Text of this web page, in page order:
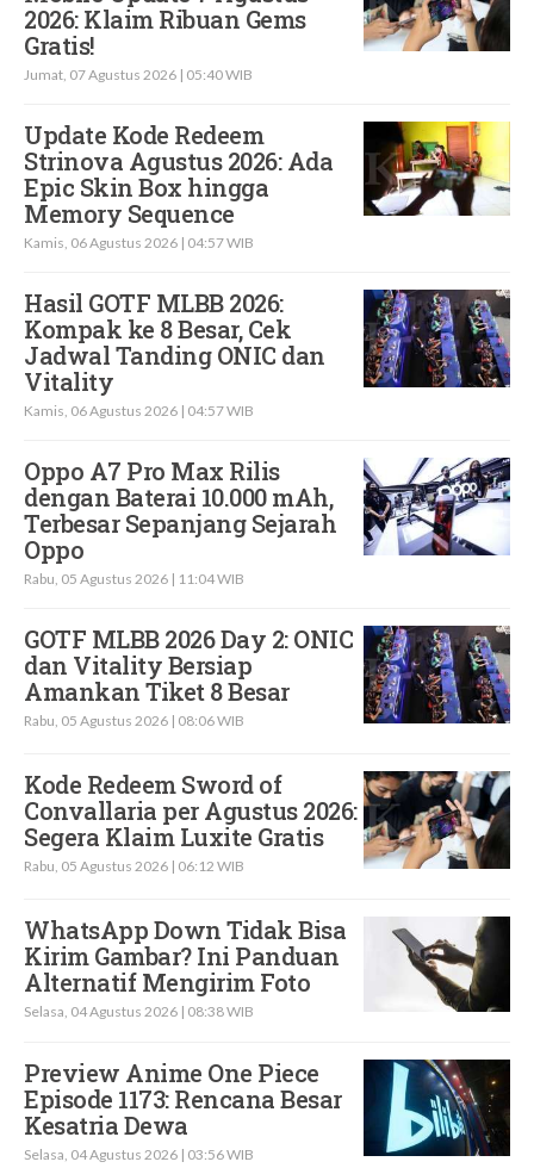
2026: Klaim Ribuan Gems
Gratis!
Jumat, 07 Agustus 2026 | 05:40 WIB
Update Kode Redeem
Strinova Agustus 2026: Ada
Epic Skin Box hingga
Memory Sequence
Kamis, 06 Agustus 2026 | 04:57 WIB
Hasil GOTF MLBB 2026:
Kompak ke 8 Besar, Cek
Jadwal Tanding ONIC dan
Vitality
Kamis, 06 Agustus 2026 | 04:57 WIB
Oppo A7 Pro Max Rilis
dengan Baterai 10.000 mAh,
Terbesar Sepanjang Sejarah
Oppo
Rabu, 05 Agustus 2026 | 11:04 WIB
GOTF MLBB 2026 Day 2: ONIC
dan Vitality Bersiap
Amankan Tiket 8 Besar
Rabu, 05 Agustus 2026 | 08:06 WIB
Kode Redeem Sword of
Convallaria per Agustus 2026:
Segera Klaim Luxite Gratis
Rabu, 05 Agustus 2026 | 06:12 WIB
WhatsApp Down Tidak Bisa
Kirim Gambar? Ini Panduan
Alternatif Mengirim Foto
Selasa, 04 Agustus 2026 | 08:38 WIB
Preview Anime One Piece
Episode 1173: Rencana Besar
Kesatria Dewa
Selasa, 04 Agustus 2026 | 03:56 WIB